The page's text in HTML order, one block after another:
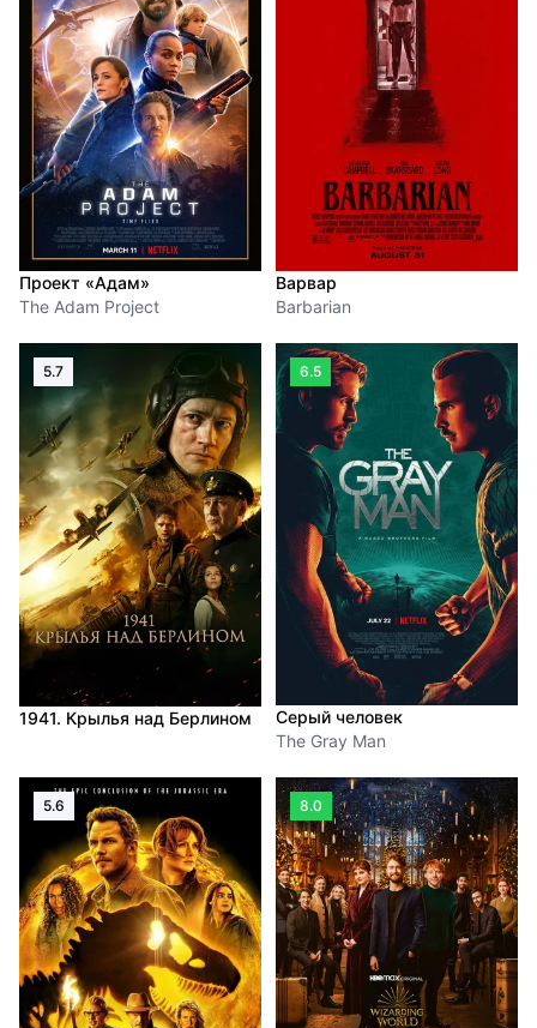
Проект «Адам»
The Adam Project
Варвар
Barbarian
5.7
1941. Крылья над Берлином
6.5
Серый человек
The Gray Man
5.6 8.0